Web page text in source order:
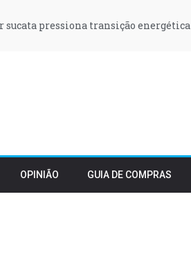
sucata pressiona transição energética
OPINIÃO GUIA DE COMPRAS